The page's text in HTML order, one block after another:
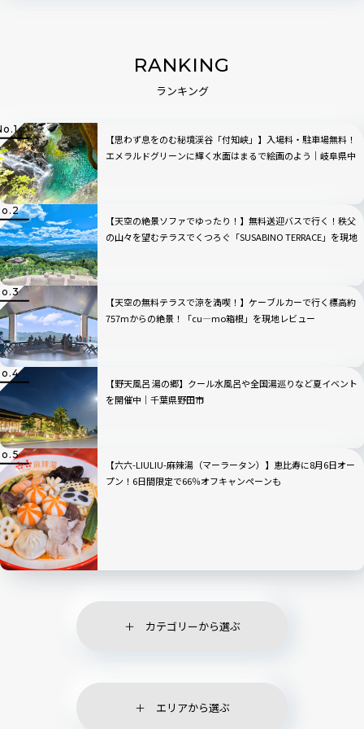
RANKING
ランキング
【思わず息をのむ秘境渓谷「付知峡」】入場料・駐車場無料！
エメラルドグリーンに輝く水面はまるで絵画のよう｜岐阜県中
【天空の絶景ソファでゆったり！】無料送迎バスで行く！秩父
の山々を望むテラスでくつろぐ「SUSABINO TERRACE」を現地
【天空の無料テラスで涼を満喫！】ケーブルカーで行く標高約
757mからの絶景！「cu―mo箱根」を現地レビュー
【野天風呂 湯の郷】クール水風呂や全国湯巡りなど夏イベント
を開催中｜千葉県野田市
【六六-LIULIU-麻辣湯（マーラータン）】恵比寿に8月6日オー
プン！6日間限定で66％オフキャンペーンも
カテゴリーから選ぶ
エリアから選ぶ